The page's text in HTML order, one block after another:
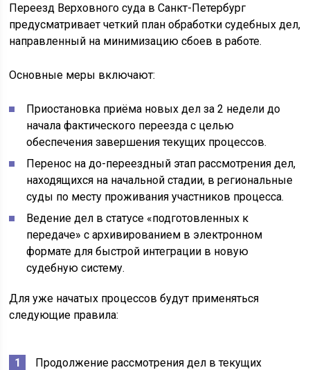
Переезд Верховного суда в Санкт-Петербург
предусматривает четкий план обработки судебных дел,
направленный на минимизацию сбоев в работе.
Основные меры включают:
Приостановка приёма новых дел за 2 недели до
начала фактического переезда с целью
обеспечения завершения текущих процессов.
Перенос на до-переездный этап рассмотрения дел,
находящихся на начальной стадии, в региональные
суды по месту проживания участников процесса.
Ведение дел в статусе «подготовленных к
передаче» с архивированием в электронном
формате для быстрой интеграции в новую
судебную систему.
Для уже начатых процессов будут применяться
следующие правила:
Продолжение рассмотрения дел в текущих